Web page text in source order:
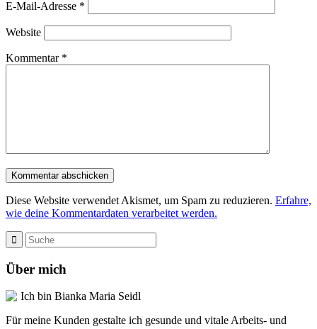
E-Mail-Adresse *
Website
Kommentar *
Diese Website verwendet Akismet, um Spam zu reduzieren. Erfahre,
wie deine Kommentardaten verarbeitet werden.
Über mich
Ich bin Bianka Maria Seidl
Für meine Kunden gestalte ich gesunde und vitale Arbeits- und